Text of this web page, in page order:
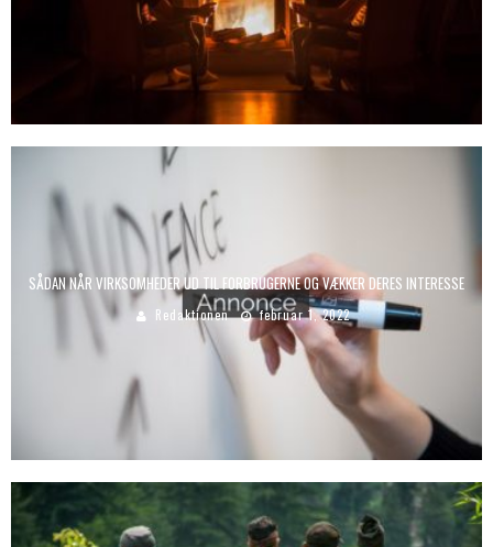
SÅDAN NÅR VIRKSOMHEDER UD TIL FORBRUGERNE OG VÆKKER DERES INTERESSE
Redaktionen februar 1, 2022